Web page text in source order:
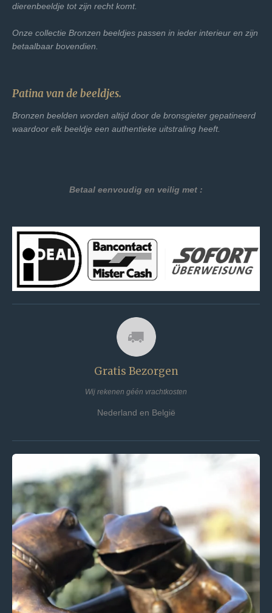
dierenbeeldje tot zijn recht komt.
Onze collectie Bronzen beeldjes passen in ieder interieur en zijn
betaalbaar bovendien.
Patina van de beeldjes.
Bronzen beelden worden altijd door de bronsgieter gepatineerd
waardoor elk beeldje een authentieke uitstraling heeft.
Betaal eenvoudig en veilig met :
Gratis Bezorgen
Wij rekenen géén vrachtkosten
Nederland en België